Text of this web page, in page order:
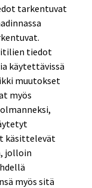
tarkentuvat
tiedot
käytettävissä
muutokset
myös
käsittelevät
jolloin
myös sitä